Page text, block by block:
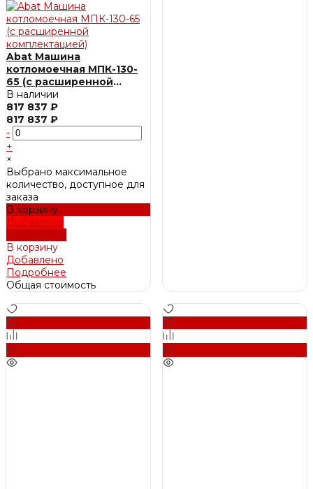
Abat Машина
котломоечная МПК-130-
65 (с расширенной
комплектацией)
В наличии
817 837 ₽
817 837 ₽
-
+
×
Выбрано максимальное
количество, доступное для
заказа
В корзину
Добавлено
В корзину
Добавлено
Подробнее
Общая стоимость